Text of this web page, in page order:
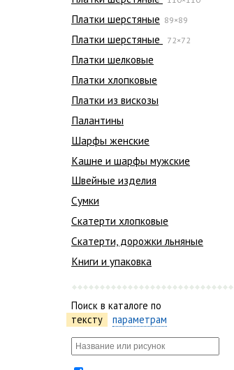
Платки шерстяные 89×89
Платки шерстяные 72×72
Платки шелковые
Платки хлопковые
Платки из вискозы
Палантины
Шарфы женские
Кашне и шарфы мужские
Швейные изделия
Сумки
Скатерти хлопковые
Скатерти, дорожки льняные
Книги и упаковка
Поиск в каталоге по
тексту
параметрам